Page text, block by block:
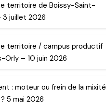
territoire de Boissy-Saint-
3 juillet 2026
territoire / campus productif
Orly – 10 juin 2026
: moteur ou frein de la mixité
5 mai 2026